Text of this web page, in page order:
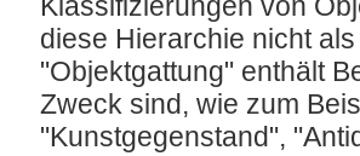
diese Hierarchie nicht
"Objektgattung" enthält
Zweck sind, wie zum
"Kunstgegenstand",